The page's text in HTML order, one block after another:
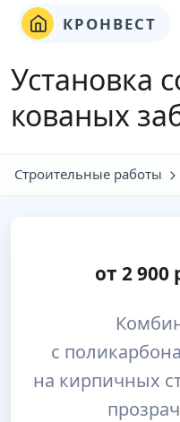
КРОНВЕСТ
Установка
кованых
Строительные работы
от 2 900
с
на кирпичных